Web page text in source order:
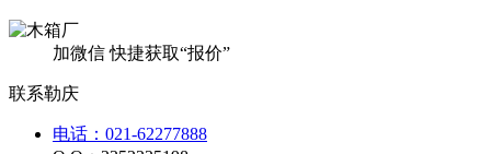
加微信 快捷获取“报价”
联系勒庆
电话：021-62277888